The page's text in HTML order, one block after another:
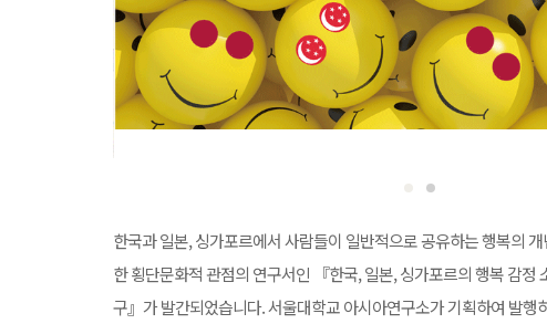
한국과 일본, 싱가포르에서 사람들이 일반적으로 공유하는 행복의
한 횡단문화적 관점의 연구서인 『한국, 일본, 싱가포르의 행복 감정
구』가 발간되었습니다. 서울대학교 아시아연구소가 기획하여 발행